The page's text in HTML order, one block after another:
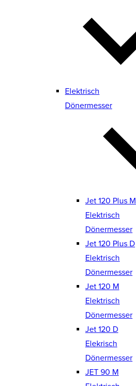
Elektrisch
Dönermesser
Jet 120 Plus M
Elektrisch
Dönermesser
Jet 120 Plus D
Elektrisch
Dönermesser
Jet 120 M
Elektrisch
Dönermesser
Jet 120 D
Elekrisch
Dönermesser
JET 90 M